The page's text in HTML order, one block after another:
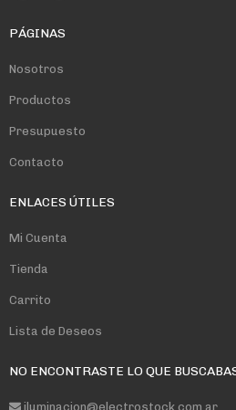
PÁGINAS
Nosotros
Productos
Presupuesto
Contacto
ENLACES ÚTILES
Mi Cuenta
Tienda
Carrito
Lista de Deseos
NO ENCONTRASTE LO QUE
iluminacion@electrostock.com.ar